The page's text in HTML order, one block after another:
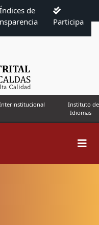
Índices de
Participa
Instituto de
Idiomas